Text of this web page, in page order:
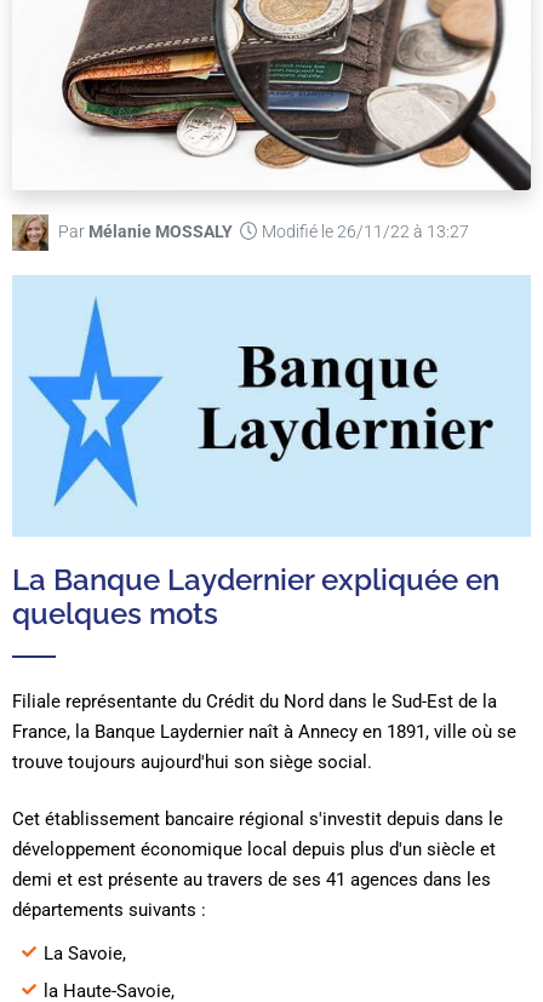
Par Mélanie MOSSALY Modifié le 26/11/22 à 13:27
La Banque Laydernier expliquée en
quelques mots
Filiale représentante du Crédit du Nord dans le Sud-Est de la
France, la Banque Laydernier naît à Annecy en 1891, ville où se
trouve toujours aujourd'hui son siège social.
Cet établissement bancaire régional s'investit depuis dans le
développement économique local depuis plus d'un siècle et
demi et est présente au travers de ses 41 agences dans les
départements suivants :
La Savoie,
la Haute-Savoie,